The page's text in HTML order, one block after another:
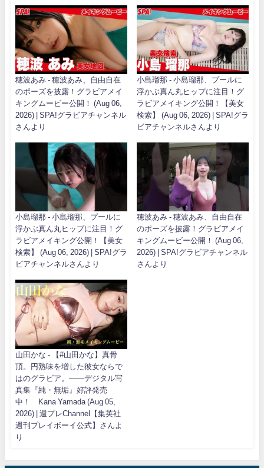
穂波あみ - 穂波あみ、自由自在
のポーズを披露！グラビアメイ
キングムービー公開！ (Aug 06,
2026) | SPA!グラビアチャンネル
さんより
小島瑠那 - 小島瑠那、プールに
浮かぶ真ん丸ヒップに注目！グ
ラビアメイキング公開！【美女
検索】 (Aug 06, 2026) | SPA!グラ
ビアチャンネルさんより
小島瑠那 - 小島瑠那、プールに
浮かぶ真ん丸ヒップに注目！グ
ラビアメイキング公開！【美女
検索】 (Aug 06, 2026) | SPA!グラ
ビアチャンネルさんより
穂波あみ - 穂波あみ、自由自在
のポーズを披露！グラビアメイ
キングムービー公開！ (Aug 06,
2026) | SPA!グラビアチャンネル
さんより
山田かな - 【#山田かな】真骨
頂。円熟味を増した彼女ならで
はのグラビア。――デジタル写
真集『純・無垢』好評発売
中！ Kana Yamada (Aug 05,
2026) | 週プレChannel【集英社
週刊プレイボーイ公式】さんよ
り